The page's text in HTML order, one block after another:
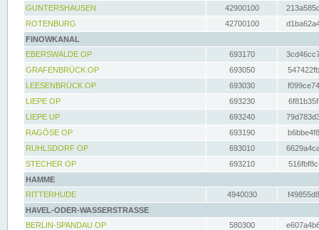
GUNTERSHAUSEN
42900100
ROTENBURG
42700100
FINOWKANAL
EBERSWALDE OP
693170
GRAFENBRÜCK OP
693050
LEESENBRÜCK OP
693030
LIEPE OP
693230
LIEPE UP
693240
RAGÖSE OP
693190
RUHLSDORF OP
693010
STECHER OP
693210
HAMME
RITTERHUDE
4940030
HAVEL-ODER-WASSERSTRASSE
BERLIN-SPANDAU OP
580300